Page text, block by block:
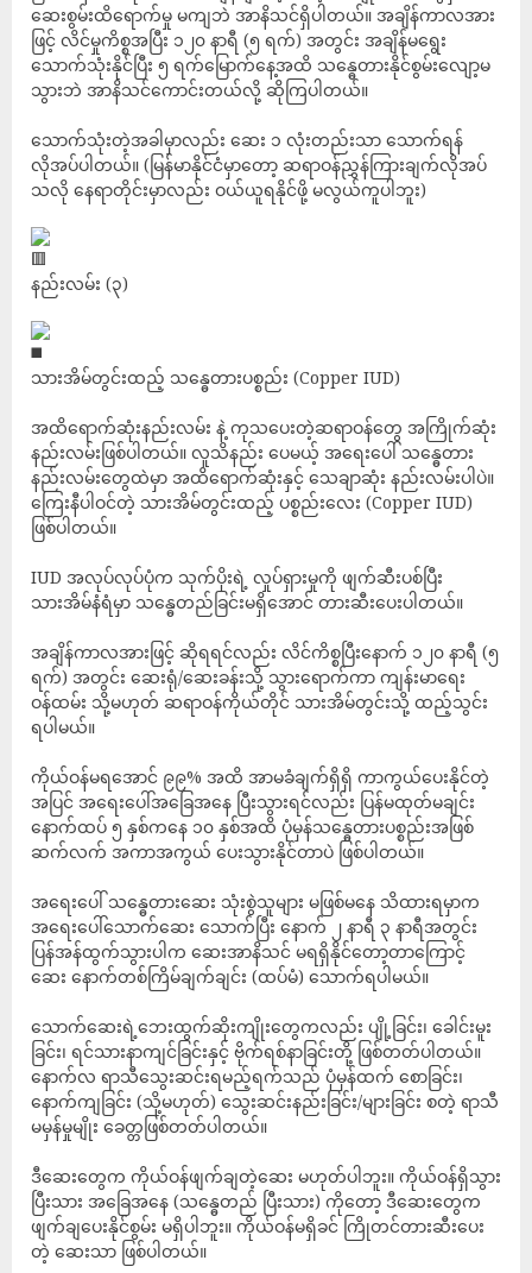
ဆေးစွမ်းထိရောက်မှု မကျဘဲ အာနိသင်ရှိပါတယ်။ အချိန်ကာလအား
ဖြင့် လိင်မှုကိစ္စအပြီး ၁၂၀ နာရီ (၅ ရက်) အတွင်း အချိန်မရွေး
သောက်သုံးနိုင်ပြီး ၅ ရက်မြောက်နေ့အထိ သန္ဓေတားနိုင်စွမ်းလျော့မ
သွားဘဲ အာနိသင်ကောင်းတယ်လို့ ဆိုကြပါတယ်။
သောက်သုံးတဲ့အခါမှာလည်း ဆေး ၁ လုံးတည်းသာ သောက်ရန်
လိုအပ်ပါတယ်။ (မြန်မာနိုင်ငံမှာတော့ ဆရာဝန်ညွှန်ကြားချက်လိုအပ်
သလို နေရာတိုင်းမှာလည်း ဝယ်ယူရနိုင်ဖို့ မလွယ်ကူပါဘူး)
နည်းလမ်း (၃)
သားအိမ်တွင်းထည့် သန္ဓေတားပစ္စည်း (Copper IUD)
အထိရောက်ဆုံးနည်းလမ်း နဲ့ ကုသပေးတဲ့ဆရာဝန်တွေ အကြိုက်ဆုံး
နည်းလမ်းဖြစ်ပါတယ်။ လူသိနည်း ပေမယ့် အရေးပေါ် သန္ဓေတား
နည်းလမ်းတွေထဲမှာ အထိရောက်ဆုံးနှင့် သေချာဆုံး နည်းလမ်းပါပဲ။
ကြေးနီပါဝင်တဲ့ သားအိမ်တွင်းထည့် ပစ္စည်းလေး (Copper IUD)
ဖြစ်ပါတယ်။
IUD အလုပ်လုပ်ပုံက သုက်ပိုးရဲ့ လှုပ်ရှားမှုကို ဖျက်ဆီးပစ်ပြီး
သားအိမ်နံရံမှာ သန္ဓေတည်ခြင်းမရှိအောင် တားဆီးပေးပါတယ်။
အချိန်ကာလအားဖြင့် ဆိုရရင်လည်း လိင်ကိစ္စပြီးနောက် ၁၂၀ နာရီ (၅
ရက်) အတွင်း ဆေးရုံ/ဆေးခန်းသို့ သွားရောက်ကာ ကျန်းမာရေး
ဝန်ထမ်း သို့မဟုတ် ဆရာဝန်ကိုယ်တိုင် သားအိမ်တွင်းသို့ ထည့်သွင်း
ရပါမယ်။
ကိုယ်ဝန်မရအောင် ၉၉% အထိ အာမခံချက်ရှိရှိ ကာကွယ်ပေးနိုင်တဲ့
အပြင် အရေးပေါ်အခြေအနေ ပြီးသွားရင်လည်း ပြန်မထုတ်မချင်း
နောက်ထပ် ၅ နှစ်ကနေ ၁၀ နှစ်အထိ ပုံမှန်သန္ဓေတားပစ္စည်းအဖြစ်
ဆက်လက် အကာအကွယ် ပေးသွားနိုင်တာပဲ ဖြစ်ပါတယ်။
အရေးပေါ် သန္ဓေတားဆေး သုံးစွဲသူများ မဖြစ်မနေ သိထားရမှာက
အရေးပေါ်သောက်ဆေး သောက်ပြီး နောက် ၂ နာရီ ၃ နာရီအတွင်း
ပြန်အန်ထွက်သွားပါက ဆေးအာနိသင် မရရှိနိုင်တော့တာကြောင့်
ဆေး နောက်တစ်ကြိမ်ချက်ချင်း (ထပ်မံ) သောက်ရပါမယ်။
သောက်ဆေးရဲ့ဘေးထွက်ဆိုးကျိုး‌တွေကလည်း ပျို့ခြင်း၊ ခေါင်းမူး
ခြင်း၊ ရင်သားနာကျင်ခြင်းနှင့် ဗိုက်ရစ်နာခြင်းတို့ ဖြစ်တတ်ပါတယ်။
နောက်လ ရာသီသွေးဆင်းရမည့်ရက်သည် ပုံမှန်ထက် စောခြင်း၊
နောက်ကျခြင်း (သို့မဟုတ်) သွေးဆင်းနည်းခြင်း/များခြင်း စတဲ့ ရာသီ
မမှန်မှုမျိုး ခေတ္တဖြစ်တတ်ပါတယ်။
ဒီဆေးတွေက ကိုယ်ဝန်ဖျက်ချတဲ့ဆေး မဟုတ်ပါဘူး။ ကိုယ်ဝန်ရှိသွား
ပြီးသား အခြေအနေ (သန္ဓေတည် ပြီးသား) ကိုတော့ ဒီဆေးတွေက
ဖျက်ချပေးနိုင်စွမ်း မရှိပါဘူး။ ကိုယ်ဝန်မရှိခင် ကြိုတင်တားဆီးပေး
တဲ့ ဆေးသာ ဖြစ်ပါတယ်။